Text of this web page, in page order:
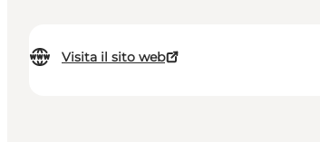
Visita il sito web